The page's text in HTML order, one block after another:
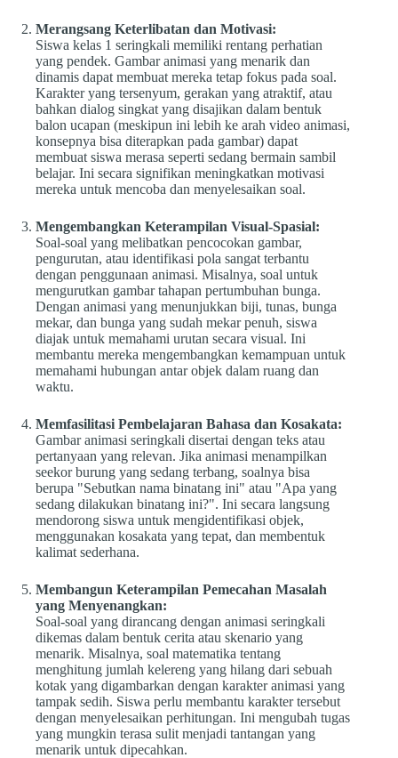
Merangsang Keterlibatan dan Motivasi:
Siswa kelas 1 seringkali memiliki rentang perhatian
yang pendek. Gambar animasi yang menarik dan
dinamis dapat membuat mereka tetap fokus pada soal.
Karakter yang tersenyum, gerakan yang atraktif, atau
bahkan dialog singkat yang disajikan dalam bentuk
balon ucapan (meskipun ini lebih ke arah video animasi,
konsepnya bisa diterapkan pada gambar) dapat
membuat siswa merasa seperti sedang bermain sambil
belajar. Ini secara signifikan meningkatkan motivasi
mereka untuk mencoba dan menyelesaikan soal.
Mengembangkan Keterampilan Visual-Spasial:
Soal-soal yang melibatkan pencocokan gambar,
pengurutan, atau identifikasi pola sangat terbantu
dengan penggunaan animasi. Misalnya, soal untuk
mengurutkan gambar tahapan pertumbuhan bunga.
Dengan animasi yang menunjukkan biji, tunas, bunga
mekar, dan bunga yang sudah mekar penuh, siswa
diajak untuk memahami urutan secara visual. Ini
membantu mereka mengembangkan kemampuan untuk
memahami hubungan antar objek dalam ruang dan
waktu.
Memfasilitasi Pembelajaran Bahasa dan Kosakata:
Gambar animasi seringkali disertai dengan teks atau
pertanyaan yang relevan. Jika animasi menampilkan
seekor burung yang sedang terbang, soalnya bisa
berupa "Sebutkan nama binatang ini" atau "Apa yang
sedang dilakukan binatang ini?". Ini secara langsung
mendorong siswa untuk mengidentifikasi objek,
menggunakan kosakata yang tepat, dan membentuk
kalimat sederhana.
Membangun Keterampilan Pemecahan Masalah
yang Menyenangkan:
Soal-soal yang dirancang dengan animasi seringkali
dikemas dalam bentuk cerita atau skenario yang
menarik. Misalnya, soal matematika tentang
menghitung jumlah kelereng yang hilang dari sebuah
kotak yang digambarkan dengan karakter animasi yang
tampak sedih. Siswa perlu membantu karakter tersebut
dengan menyelesaikan perhitungan. Ini mengubah tugas
yang mungkin terasa sulit menjadi tantangan yang
menarik untuk dipecahkan.